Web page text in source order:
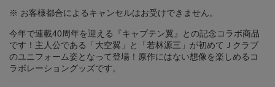
※ お客様都合によるキャンセルはお受けできません。
今年で連載40周年を迎える『キャプテン翼』との記念コラボ商品
です！主人公である「大空翼」と「若林源三」が初めてＪクラブ
のユニフォーム姿となって登場！原作にはない想像を楽しめるコ
ラボレーショングッズです。